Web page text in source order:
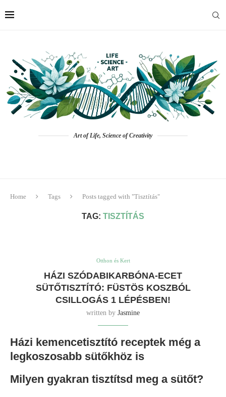
Art of Life, Science of Creativity
Home Tags Posts tagged with "Tisztítás"
TAG: TISZTÍTÁS
Otthon és Kert
HÁZI SZÓDABIKARBÓNA-ECET
SÜTŐTISZTÍTÓ: FÜSTÖS KOSZBÓL
CSILLOGÁS 1 LÉPÉSBEN!
written by Jasmine
Házi kemencetisztító receptek még a
legkoszosabb sütőkhöz is
Milyen gyakran tisztítsd meg a sütőt?